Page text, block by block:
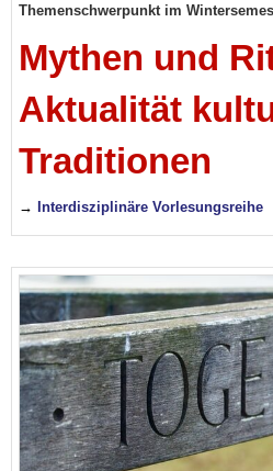
Themenschwerpunkt im
Mythen und
Aktualität
Traditionen
→Interdisziplinäre Vorlesungsreihe